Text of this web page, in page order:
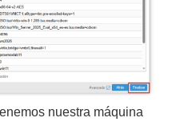
nuestra máquina